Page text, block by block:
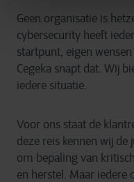
Geen organisatie is
cybersecurity heeft
startpunt, eigen
Cegeka snapt dat. Wij
iedere situatie.
Voor ons staat de
deze reis kennen wij de
om bepaling van
en herstel. Maar iedere